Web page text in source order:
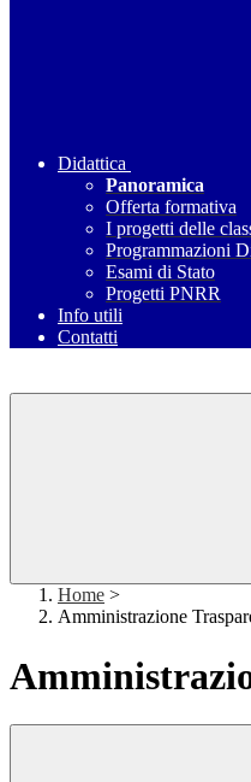
Didattica
Panoramica
Offerta formativa
I progetti delle
Programmazioni
Esami di Stato
Progetti PNRR
Info utili
Contatti
Home >
Amministrazione